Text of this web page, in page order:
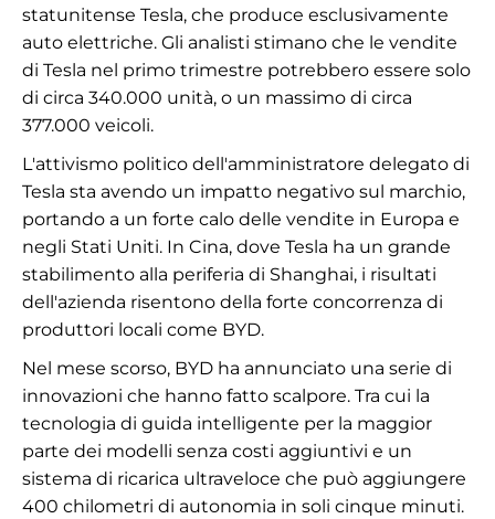
statunitense Tesla, che produce esclusivamente
auto elettriche. Gli analisti stimano che le vendite
di Tesla nel primo trimestre potrebbero essere solo
di circa 340.000 unità, o un massimo di circa
377.000 veicoli.
L'attivismo politico dell'amministratore delegato di
Tesla sta avendo un impatto negativo sul marchio,
portando a un forte calo delle vendite in Europa e
negli Stati Uniti. In Cina, dove Tesla ha un grande
stabilimento alla periferia di Shanghai, i risultati
dell'azienda risentono della forte concorrenza di
produttori locali come BYD.
Nel mese scorso, BYD ha annunciato una serie di
innovazioni che hanno fatto scalpore. Tra cui la
tecnologia di guida intelligente per la maggior
parte dei modelli senza costi aggiuntivi e un
sistema di ricarica ultraveloce che può aggiungere
400 chilometri di autonomia in soli cinque minuti.